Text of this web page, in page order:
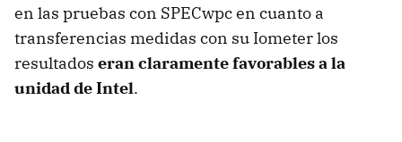
en las pruebas con SPECwpc en cuanto a
transferencias medidas con su Iometer los
resultados eran claramente favorables a la
unidad de Intel.